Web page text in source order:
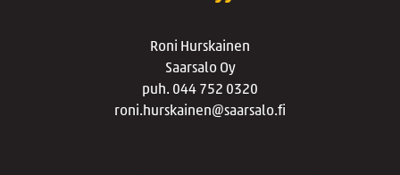
Roni Hurskainen
Saarsalo Oy
puh. 044 752 0320
roni.hurskainen@saarsalo.fi